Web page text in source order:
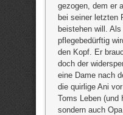
gezogen, dem er
bei seiner letzten
beistehen will.
pflegebedürftig
den Kopf. Er
doch der
eine Dame nach
die quirlige Ani
Toms Leben (und
sondern auch